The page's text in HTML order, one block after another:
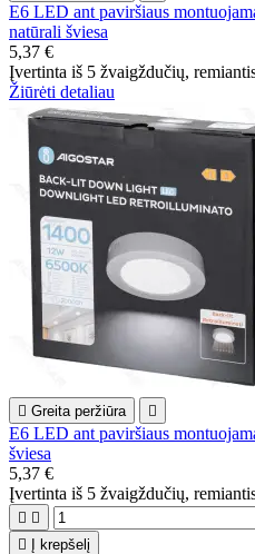
E6 LED ant paviršiaus
natūrali šviesa
5,37 €
Įvertinta iš 5 žvaigždučių,
Žiūrėti detaliau
 Greita peržiūra 
E6 LED ant paviršiaus
šviesa
5,37 €
Įvertinta iš 5 žvaigždučių,
 

Į krepšelį